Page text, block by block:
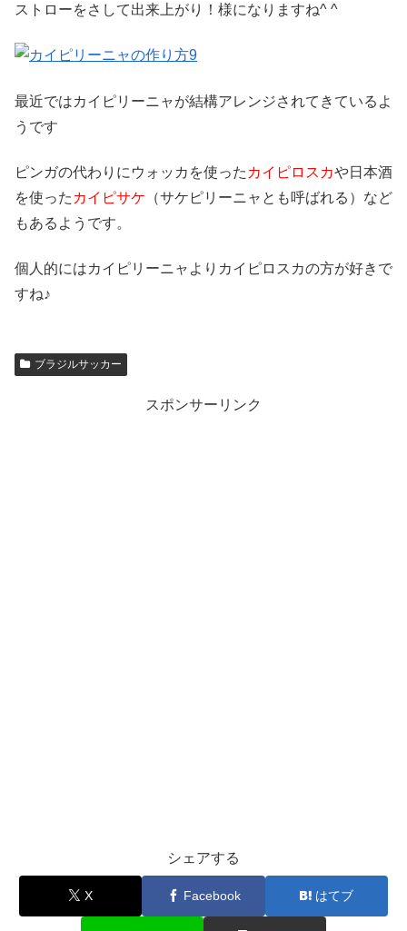
ストローをさして出来上がり！様になりますね^ ^
最近ではカイピリーニャが結構アレンジされてきているよ
うです
ピンガの代わりにウォッカを使った カイピロスカや日本酒
を使った カイピサケ （サケピリーニャとも呼ばれる）など
もあるようです。
個人的にはカイピリーニャよりカイピロスカの方が好きで
すね♪
ブラジルサッカー
スポンサーリンク
シェアする
X Facebook はてブ